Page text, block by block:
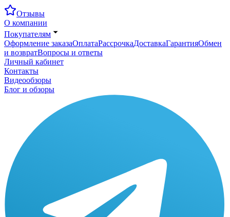
Отзывы
О компании
Покупателям
Оформление заказаОплатаРассрочкаДоставкаГарантияОбмен
и возвратВопросы и ответы
Личный кабинет
Контакты
Видеообзоры
Блог и обзоры